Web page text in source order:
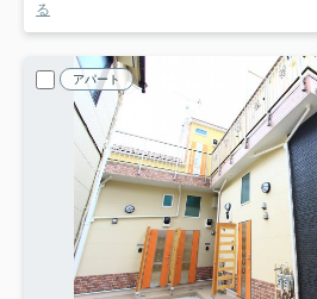
る
アパート